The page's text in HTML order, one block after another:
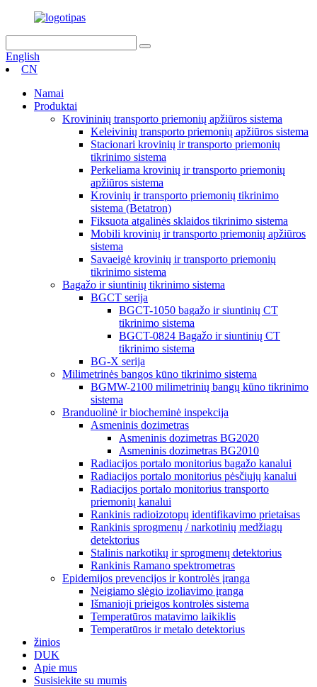
English
CN
Namai
Produktai
Krovininių transporto priemonių apžiūros sistema
Keleivinių transporto priemonių apžiūros sistema
Stacionari krovinių ir transporto priemonių
tikrinimo sistema
Perkeliama krovinių ir transporto priemonių
apžiūros sistema
Krovinių ir transporto priemonių tikrinimo
sistema (Betatron)
Fiksuota atgalinės sklaidos tikrinimo sistema
Mobili krovinių ir transporto priemonių apžiūros
sistema
Savaeigė krovinių ir transporto priemonių
tikrinimo sistema
Bagažo ir siuntinių tikrinimo sistema
BGCT serija
BGCT-1050 bagažo ir siuntinių CT
tikrinimo sistema
BGCT-0824 Bagažo ir siuntinių CT
tikrinimo sistema
BG-X serija
Milimetrinės bangos kūno tikrinimo sistema
BGMW-2100 milimetrinių bangų kūno tikrinimo
sistema
Branduolinė ir biocheminė inspekcija
Asmeninis dozimetras
Asmeninis dozimetras BG2020
Asmeninis dozimetras BG2010
Radiacijos portalo monitorius bagažo kanalui
Radiacijos portalo monitorius pėsčiųjų kanalui
Radiacijos portalo monitorius transporto
priemonių kanalui
Rankinis radioizotopų identifikavimo prietaisas
Rankinis sprogmenų / narkotinių medžiagų
detektorius
Stalinis narkotikų ir sprogmenų detektorius
Rankinis Ramano spektrometras
Epidemijos prevencijos ir kontrolės įranga
Neigiamo slėgio izoliavimo įranga
Išmanioji prieigos kontrolės sistema
Temperatūros matavimo laikiklis
Temperatūros ir metalo detektorius
žinios
DUK
Apie mus
Susisiekite su mumis